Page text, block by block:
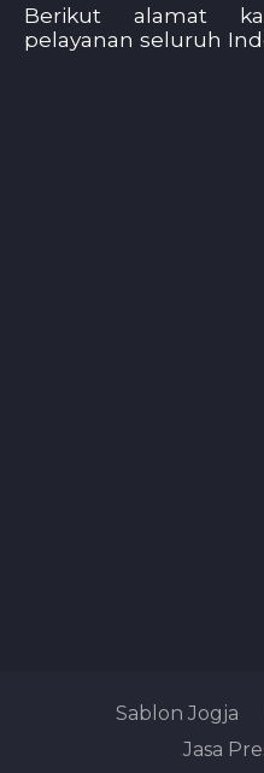
Berikut alamat
pelayanan seluruh
Sablon Jogja
Jasa